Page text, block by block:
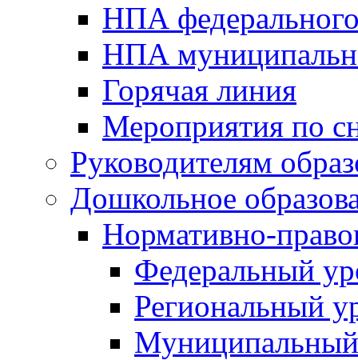
НПА
НПА
Горячая линия
Мероприятия по
Руководителям
Дошкольное
Нормативно-
Федеральный
Региональный